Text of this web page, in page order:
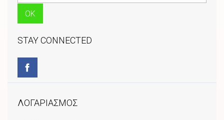
STAY CONNECTED
ΛΟΓΑΡΙΑΣΜΟΣ